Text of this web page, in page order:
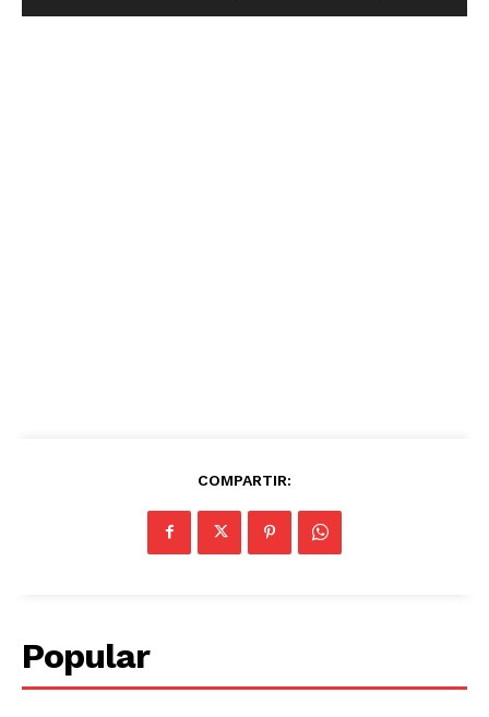
COMPARTIR:
Popular